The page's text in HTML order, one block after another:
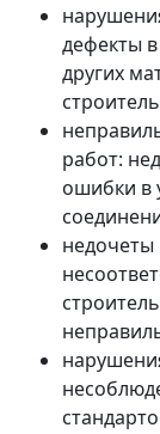
дефекты
других
работ:
ошибки в
недочеты